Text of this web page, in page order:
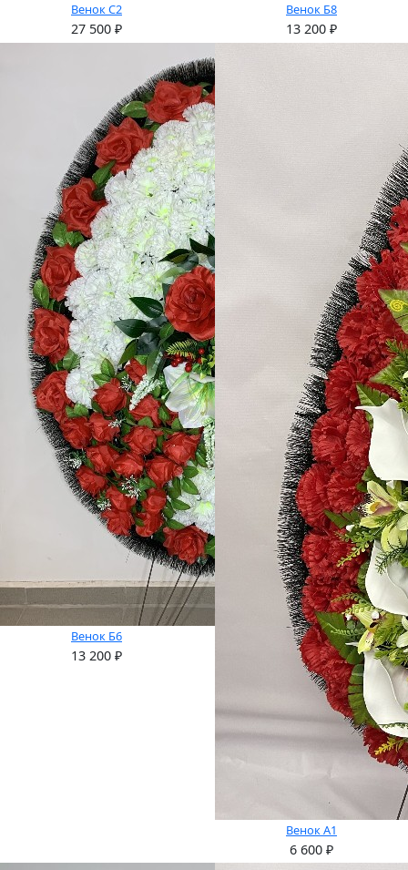
Венок С2
27 500 ₽
Венок Б8
13 200 ₽
Венок Б6
13 200 ₽
Венок А1
6 600 ₽